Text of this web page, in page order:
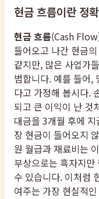
현금 흐름이란 정
현금 흐름(Cash
들어오고 나간 현금
같지만, 많은 사업가
범합니다. 예를 들어,
다고 가정해 봅시다.
되고 큰 이익이 난 것
대금을 3개월 후에
장 현금이 들어오지
원 월급과 재료비는
부상으로는 흑자지
수 있습니다. 이처럼
여주는 가장 현실적